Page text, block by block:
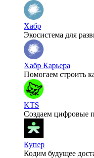
Хабр
Экосистема для
Хабр Карьера
Помогаем строить
KTS
Создаем цифровые
Купер
Кодим будущее